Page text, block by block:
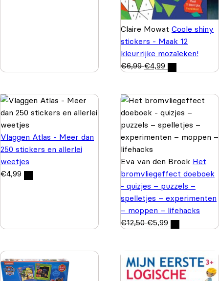
Claire Mowat Coole shiny
stickers - Maak 12
kleurrijke mozaïeken!
€6,99 €4,99
Vlaggen Atlas - Meer dan
250 stickers en allerlei
weetjes
€4,99
Eva van den Broek Het
bromvliegeffect doeboek
- quizjes – puzzels –
spelletjes – experimenten
– moppen – lifehacks
€12,50 €5,99